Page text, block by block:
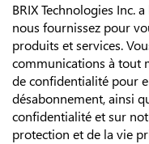
BRIX Technologies Inc.
nous fournissez pour
produits et services.
communications à tout
de confidentialité pour
désabonnement, ainsi
confidentialité et sur
protection et de la vie